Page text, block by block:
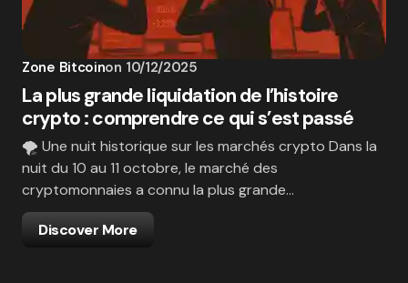
Zone Bitcoinon 10/12/2025
La plus grande liquidation de l’histoire
crypto : comprendre ce qui s’est passé
🌪️ Une nuit historique sur les marchés crypto Dans la
nuit du 10 au 11 octobre, le marché des
cryptomonnaies a connu la plus grande…
Discover More